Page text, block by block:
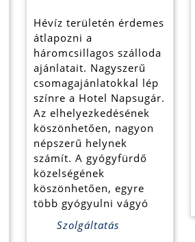
termék
Elter
Kft.-
Hévíz területén érdemes
átlapozni a
háromcsillagos szálloda
ajánlatait. Nagyszerű
csomagajánlatokkal lép
színre a Hotel Napsugár.
Az elhelyezkedésének
köszönhetően, nagyon
népszerű helynek
számít. A gyógyfürdő
közelségének
köszönhetően, egyre
több gyógyulni vágyó
Szolgáltatás